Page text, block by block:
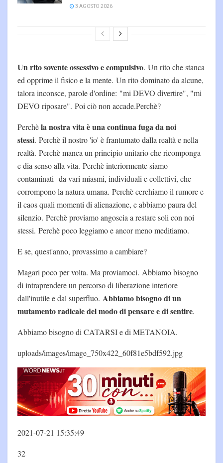
3 AGOSTO 2026
Un rito sovente ossessivo e compulsivo. Un rito che stanca
ed opprime il fisico e la mente. Un rito dominato da alcune,
talora inconsce, parole d'ordine: "mi DEVO divertire", "mi
DEVO riposare". Poi ciò non accade.Perchè?
Perchèla nostra vita è una continua fuga da noi
stessi. Perchè il nostro 'io' è frantumato dalla realtà e nella
realtà. Perchè manca un principio unitario che ricomponga
e dia senso alla vita. Perchè interiormente siamo
contaminati da vari miasmi, individuali e collettivi, che
corrompono la natura umana. Perchè cerchiamo il rumore e
il caos quali momenti di alienazione, e abbiamo paura del
silenzio. Perchè proviamo angoscia a restare soli con noi
stessi. Perchè poco leggiamo e ancor meno meditiamo.
E se, quest'anno, provassimo a cambiare?
Magari poco per volta. Ma proviamoci. Abbiamo bisogno
di intraprendere un percorso di liberazione interiore
dall'inutile e dal superfluo. Abbiamo bisogno di un
mutamento radicale del modo di pensare e di sentire.
Abbiamo bisogno di CATARSI e di METANOIA.
uploads/images/image_750x422_60f81e5bdf592.jpg
2021-07-21 15:35:49
32